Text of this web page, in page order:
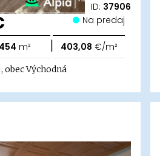
ID: 37906
Na predaj
454 m² | 403,08 €/m²
obec Východná